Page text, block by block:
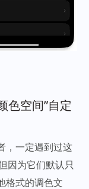
色空间”自定
，一定遇到过这
因为它们默认只
格式的调色文